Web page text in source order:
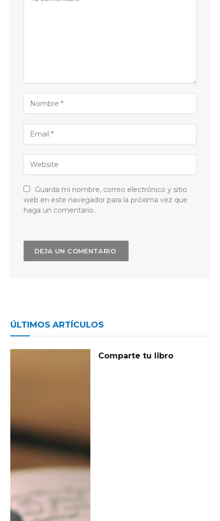
Guarda mi nombre, correo electrónico y sitio
web en este navegador para la próxima vez que
haga un comentario.
ÚLTIMOS ARTÍCULOS
Comparte tu libro